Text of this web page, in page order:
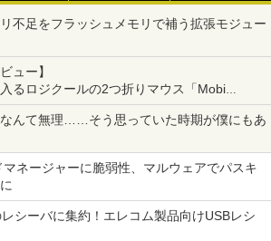
不足をフラッシュメモリで補う拡張モジュー
ュー】
るロジクールの2つ折りマウス「Mobi
るギミックとは？
なんて無理……そう思っていた時期が僕にもあ
ネージャーに脆弱性、マルウェアでパスキ
シーバに集約！エレコム製品向けUSBレシ